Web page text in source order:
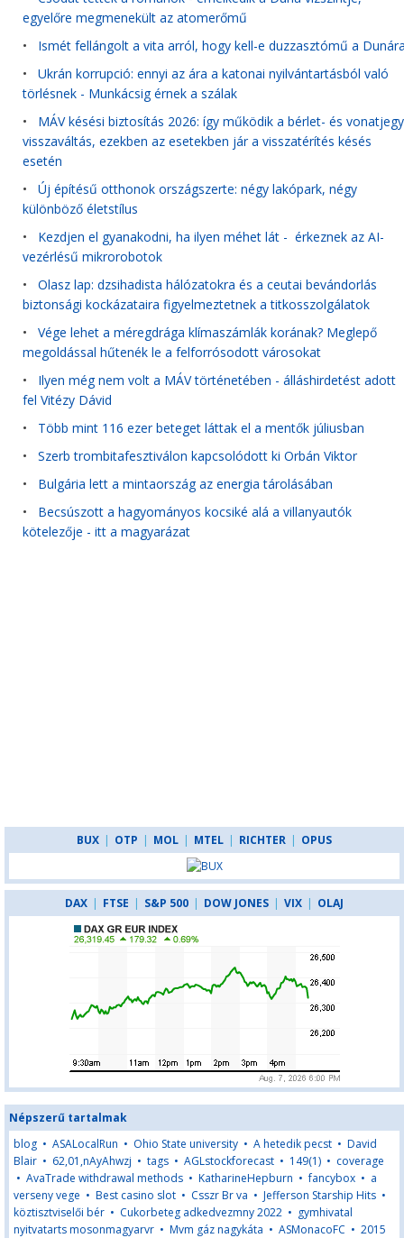
egyelőre megmenekült az atomerőmű
• Ismét fellángolt a vita arról, hogy kell-e duzzasztómű a
• Ukrán korrupció: ennyi az ára a katonai nyilvántartásból való
törlésnek - Munkácsig érnek a szálak
• MÁV késési biztosítás 2026: így működik a bérlet- és vonatjegy
visszaváltás, ezekben az esetekben jár a visszatérítés késés
esetén
• Új építésű otthonok országszerte: négy lakópark, négy
különböző életstílus
• Kezdjen el gyanakodni, ha ilyen méhet lát - érkeznek az AI-
vezérlésű mikrorobotok
• Olasz lap: dzsihadista hálózatokra és a ceutai bevándorlás
biztonsági kockázataira figyelmeztetnek a titkosszolgálatok
• Vége lehet a méregdrága klímaszámlák korának? Meglepő
megoldással hűtenék le a felforrósodott városokat
• Ilyen még nem volt a MÁV történetében - álláshirdetést adott
fel Vitézy Dávid
• Több mint 116 ezer beteget láttak el a mentők júliusban
• Szerb trombitafesztiválon kapcsolódott ki Orbán Viktor
• Bulgária lett a mintaország az energia tárolásában
• Becsúszott a hagyományos kocsiké alá a villanyautók
kötelezője - itt a magyarázat
BUX | OTP | MOL | MTEL | RICHTER | OPUS
DAX | FTSE | S&P 500 | DOW JONES | VIX | OLAJ
Népszerű tartalmak
blog • ASALocalRun • Ohio State university • A hetedik pecst • David
Blair • 62,01,nAyAhwzj • tags • AGLstockforecast • 149(1) • coverage
• AvaTrade withdrawal methods • KatharineHepburn •fancybox • a
verseny vege • Best casino slot • Csszr Br va • Jefferson Starship Hits •
köztisztviselői bér • Cukorbeteg adkedvezmny 2022 • gymhivatal
nyitvatarts mosonmagyarvr • Mvm gáz nagykáta • ASMonacoFC • 2015